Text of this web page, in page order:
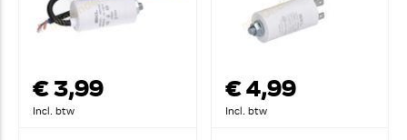
€ 3,99
Incl. btw
€ 4,99
Incl. btw